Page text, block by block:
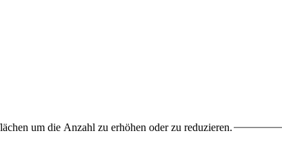
um die Anzahl zu erhöhen oder zu reduzieren.